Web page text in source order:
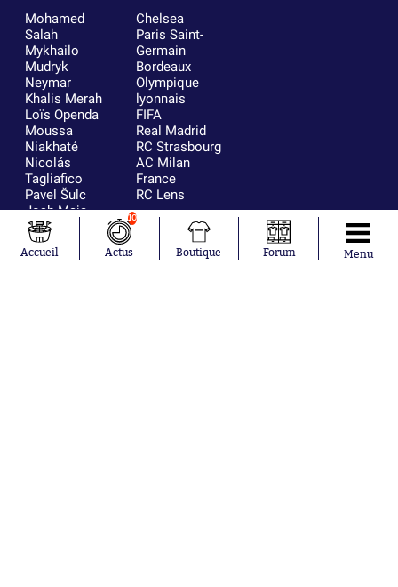
Mohamed
Salah
Mykhailo
Mudryk
Neymar
Khalis Merah
Loïs Openda
Moussa
Niakhaté
Nicolás
Tagliafico
Pavel Šulc
Josh Maja
Gauthier Hein
Chelsea
Paris Saint-
Germain
Bordeaux
Olympique
lyonnais
FIFA
Real Madrid
RC Strasbourg
AC Milan
France
RC Lens
Accueil
10
Actus Boutique Forum Menu